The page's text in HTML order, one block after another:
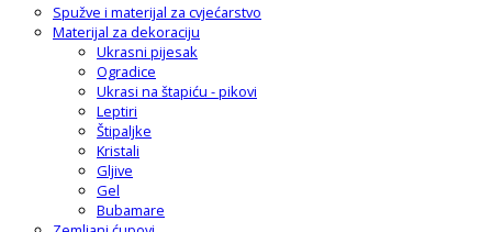
Spužve i materijal za cvjećarstvo
Materijal za dekoraciju
Ukrasni pijesak
Ogradice
Ukrasi na štapiću - pikovi
Leptiri
Štipaljke
Kristali
Gljive
Gel
Bubamare